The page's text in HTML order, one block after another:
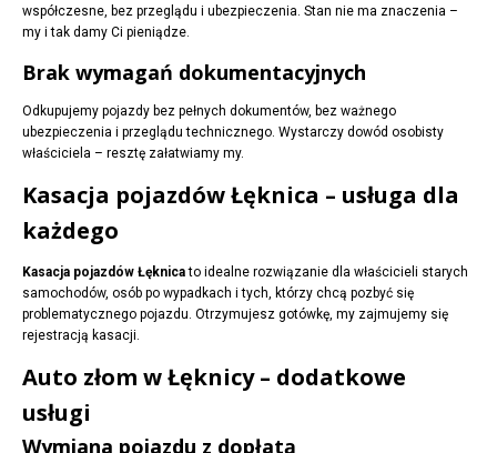
współczesne, bez przeglądu i ubezpieczenia. Stan nie ma znaczenia –
my i tak damy Ci pieniądze.
Brak wymagań dokumentacyjnych
Odkupujemy pojazdy bez pełnych dokumentów, bez ważnego
ubezpieczenia i przeglądu technicznego. Wystarczy dowód osobisty
właściciela – resztę załatwiamy my.
Kasacja pojazdów Łęknica – usługa dla
każdego
Kasacja pojazdów Łęknicato idealne rozwiązanie dla właścicieli starych
samochodów, osób po wypadkach i tych, którzy chcą pozbyć się
problematycznego pojazdu. Otrzymujesz gotówkę, my zajmujemy się
rejestracją kasacji.
Auto złom w Łęknicy – dodatkowe
usługi
Wymiana pojazdu z dopłatą